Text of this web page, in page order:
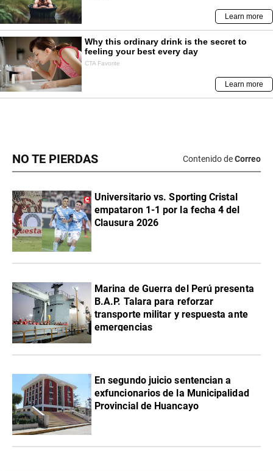
NO TE PIERDAS Contenido deCorreo
Universitario vs. Sporting Cristal
empataron 1-1 por la fecha 4 del
Clausura 2026
Marina de Guerra del Perú presenta
B.A.P. Talara para reforzar
transporte militar y respuesta ante
emergencias
En segundo juicio sentencian a
exfuncionarios de la Municipalidad
Provincial de Huancayo